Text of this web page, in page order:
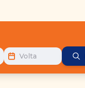
Volta